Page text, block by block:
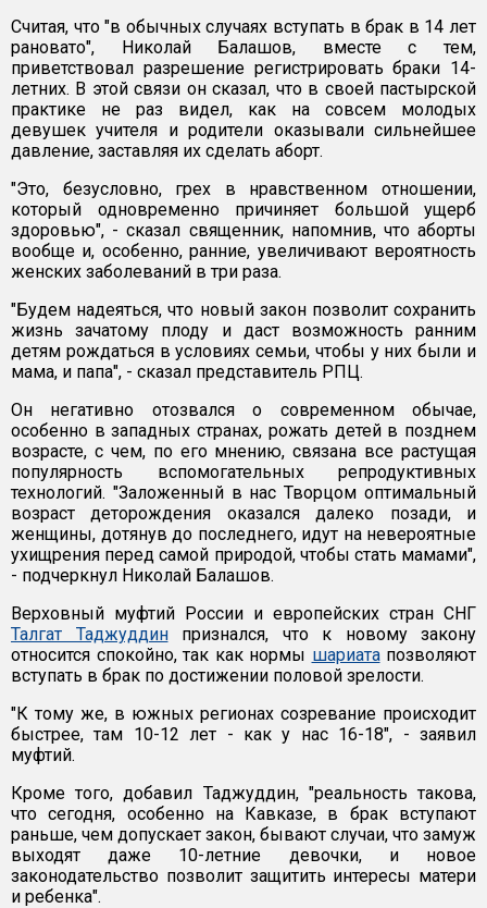
Считая, что "в обычных случаях вступать в брак в 14 лет
рановато", Николай Балашов, вместе с тем,
приветствовал разрешение регистрировать браки 14-
летних. В этой связи он сказал, что в своей пастырской
практике не раз видел, как на совсем молодых
девушек учителя и родители оказывали сильнейшее
давление, заставляя их сделать аборт.
"Это, безусловно, грех в нравственном отношении,
который одновременно причиняет большой ущерб
здоровью", - сказал священник, напомнив, что аборты
вообще и, особенно, ранние, увеличивают вероятность
женских заболеваний в три раза.
"Будем надеяться, что новый закон позволит сохранить
жизнь зачатому плоду и даст возможность ранним
детям рождаться в условиях семьи, чтобы у них были и
мама, и папа", - сказал представитель РПЦ.
Он негативно отозвался о современном обычае,
особенно в западных странах, рожать детей в позднем
возрасте, с чем, по его мнению, связана все растущая
популярность вспомогательных репродуктивных
технологий. "Заложенный в нас Творцом оптимальный
возраст деторождения оказался далеко позади, и
женщины, дотянув до последнего, идут на невероятные
ухищрения перед самой природой, чтобы стать мамами",
- подчеркнул Николай Балашов.
Верховный муфтий России и европейских стран СНГ
Талгат Таджуддинпризнался, что к новому закону
относится спокойно, так как нормы шариатапозволяют
вступать в брак по достижении половой зрелости.
"К тому же, в южных регионах созревание происходит
быстрее, там 10-12 лет - как у нас 16-18", - заявил
муфтий.
Кроме того, добавил Таджуддин, "реальность такова,
что сегодня, особенно на Кавказе, в брак вступают
раньше, чем допускает закон, бывают случаи, что замуж
выходят даже 10-летние девочки, и новое
законодательство позволит защитить интересы матери
и ребенка".